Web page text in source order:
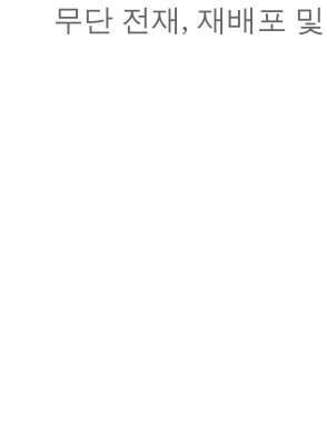
무단 전재, 재배포